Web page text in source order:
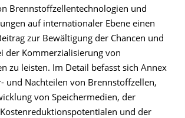
Brennstoffzellentechnologien und
auf internationaler Ebene einen
zur Bewältigung der Chancen und
der Kommerzialisierung von
zu leisten. Im Detail befasst sich Annex
und Nachteilen von Brennstoffzellen,
von Speichermedien, der
und der